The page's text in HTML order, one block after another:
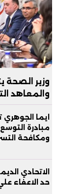
وزير الصحة
والمعاهد
ايما
مبادرة
ومكافحة
الاتحادي
حد الاعفاء